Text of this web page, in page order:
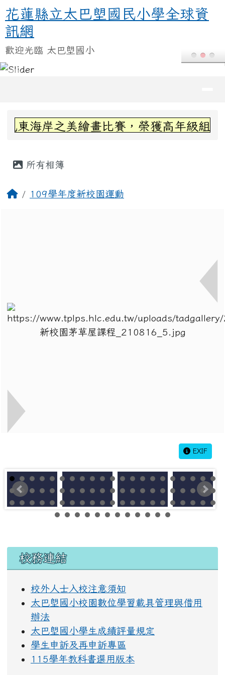
跳至主內容區
花蓮縣立太巴塱國民小學全球資訊
花蓮縣立太巴塱國民小學全球資
訊網
歡迎光臨 太巴塱國小
上中區域內容
東海岸之美繪畫比賽，榮獲高年級組第
所有相簿
回首頁109學年度新校園運動
EXIF
左邊區域內容
校務連結
校外人士入校注意須知
太巴塱國小校園數位學習載具管理與借用
辦法
太巴塱國小學生成績評量規定
學生申訴及再申訴專區
115學年教科書選用版本